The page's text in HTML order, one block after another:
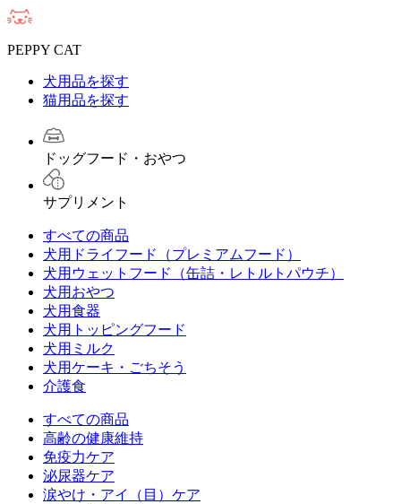
PEPPY CAT
犬用品を探す
猫用品を探す
ドッグフード・おやつ
サプリメント
すべての商品
犬用ドライフード（プレミアムフード）
犬用ウェットフード（缶詰・レトルトパウチ）
犬用おやつ
犬用食器
犬用トッピングフード
犬用ミルク
犬用ケーキ・ごちそう
介護食
すべての商品
高齢の健康維持
免疫力ケア
泌尿器ケア
涙やけ・アイ（目）ケア